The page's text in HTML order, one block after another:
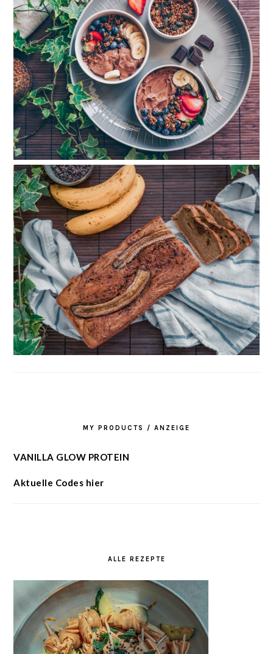
MY PRODUCTS / ANZEIGE
VANILLA GLOW PROTEIN
Aktuelle Codes hier
ALLE REZEPTE